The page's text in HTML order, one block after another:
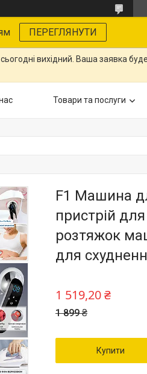
ПЕРЕГЛЯНУТИ
вихідний. Ваша заявка
Товари та послуги
F1 Машина
пристрій
розтяжок
для
1 899 ₴
1 519,20 ₴
Купити